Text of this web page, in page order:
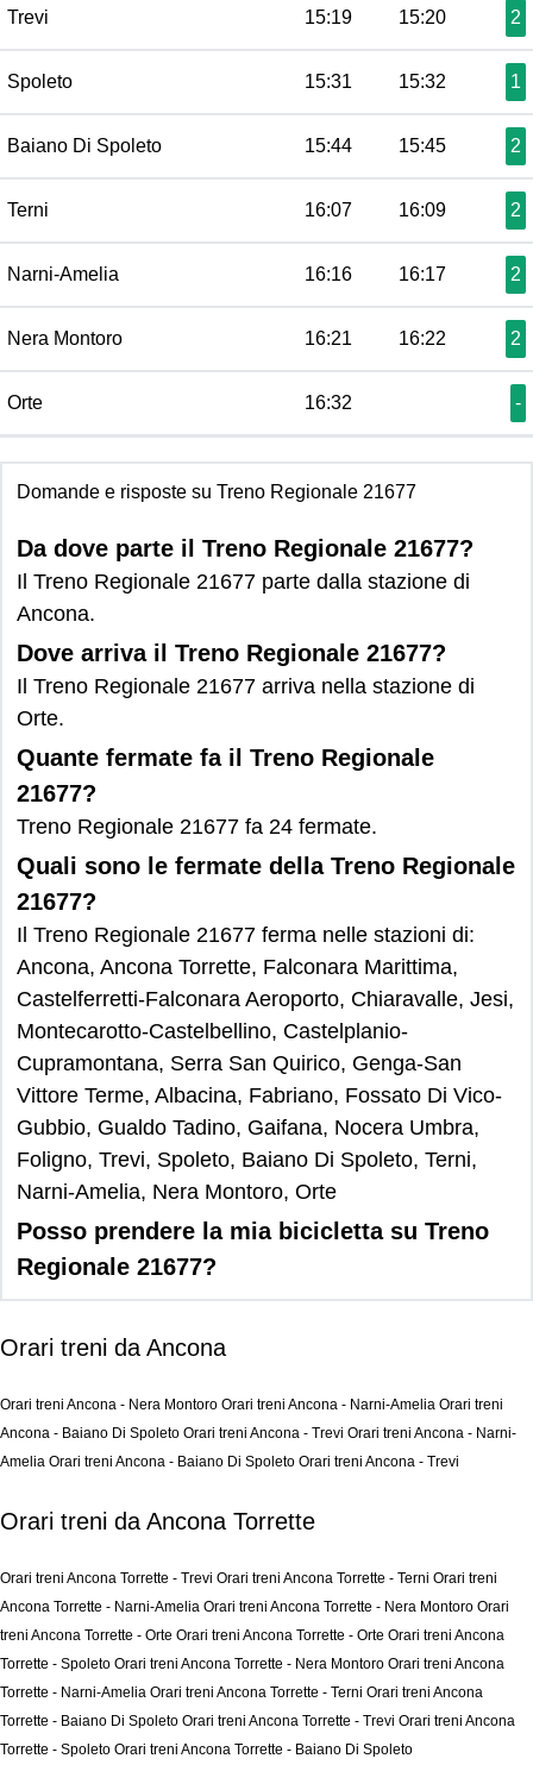
Trevi 15:19 15:20 2
Spoleto 15:31 15:32 1
Baiano Di Spoleto 15:44 15:45 2
Terni 16:07 16:09 2
Narni-Amelia 16:16 16:17 2
Nera Montoro 16:21 16:22 2
Orte 16:32 -
Domande e risposte su Treno Regionale 21677
Da dove parte il Treno Regionale 21677?
Il Treno Regionale 21677 parte dalla stazione di
Ancona.
Dove arriva il Treno Regionale 21677?
Il Treno Regionale 21677 arriva nella stazione di
Orte.
Quante fermate fa il Treno Regionale
21677?
Treno Regionale 21677 fa 24 fermate.
Quali sono le fermate della Treno Regionale
21677?
Il Treno Regionale 21677 ferma nelle stazioni di:
Ancona, Ancona Torrette, Falconara Marittima,
Castelferretti-Falconara Aeroporto, Chiaravalle, Jesi,
Montecarotto-Castelbellino, Castelplanio-
Cupramontana, Serra San Quirico, Genga-San
Vittore Terme, Albacina, Fabriano, Fossato Di Vico-
Gubbio, Gualdo Tadino, Gaifana, Nocera Umbra,
Foligno, Trevi, Spoleto, Baiano Di Spoleto, Terni,
Narni-Amelia, Nera Montoro, Orte
Posso prendere la mia bicicletta su Treno
Regionale 21677?
Orari treni da Ancona
Orari treni Ancona - Nera Montoro Orari treni Ancona - Narni-Amelia Orari treni
Ancona - Baiano Di Spoleto Orari treni Ancona - Trevi Orari treni Ancona - Narni-
Amelia Orari treni Ancona - Baiano Di Spoleto Orari treni Ancona - Trevi
Orari treni da Ancona Torrette
Orari treni Ancona Torrette - Trevi Orari treni Ancona Torrette - Terni Orari treni
Ancona Torrette - Narni-Amelia Orari treni Ancona Torrette - Nera Montoro Orari
treni Ancona Torrette - Orte Orari treni Ancona Torrette - Orte Orari treni Ancona
Torrette - Spoleto Orari treni Ancona Torrette - Nera Montoro Orari treni Ancona
Torrette - Narni-Amelia Orari treni Ancona Torrette - Terni Orari treni Ancona
Torrette - Baiano Di Spoleto Orari treni Ancona Torrette - Trevi Orari treni Ancona
Torrette - Spoleto Orari treni Ancona Torrette - Baiano Di Spoleto